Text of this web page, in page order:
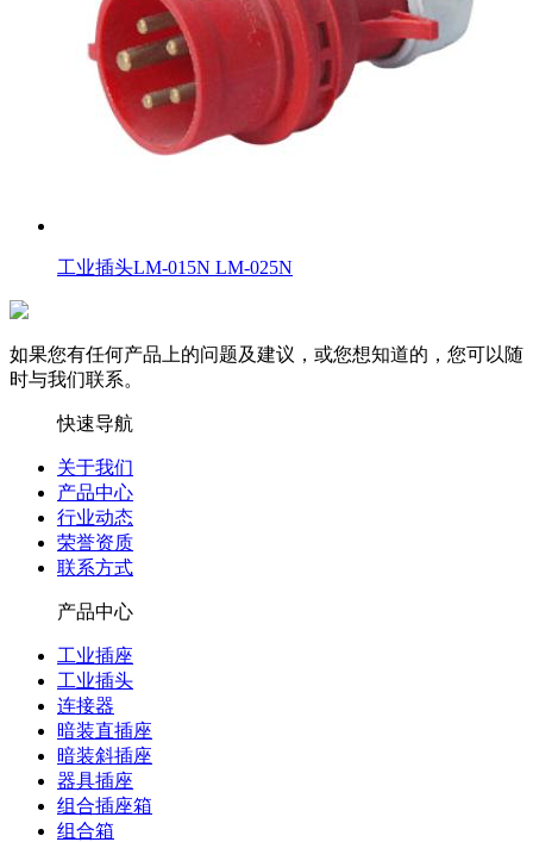
工业插头LM-015N LM-025N
如果您有任何产品上的问题及建议，或您想知道的，您可以随
时与我们联系。
快速导航
关于我们
产品中心
行业动态
荣誉资质
联系方式
产品中心
工业插座
工业插头
连接器
暗装直插座
暗装斜插座
器具插座
组合插座箱
组合箱